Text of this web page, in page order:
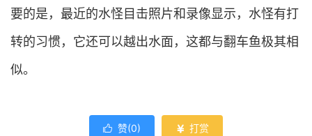
要的是，最近的水怪目击照片和录像显示，水怪有打
转的习惯，它还可以越出水面，这都与翻车鱼极其相
似。
 赞(0)  打赏